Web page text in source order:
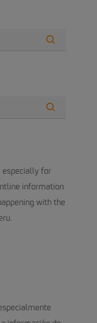
especially for
information
with the